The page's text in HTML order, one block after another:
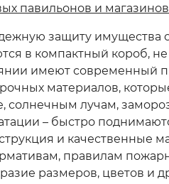
павильонов и магазинов
защиту имущества
в компактный короб,
имеют современный
материалов,
солнечным лучам,
– быстро
и качественные
правилам
размеров, цветов и